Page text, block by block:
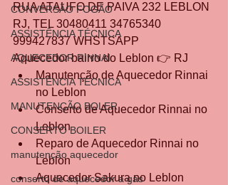
CONVERSÃO FOGÃO
ASSISTÊNCIA TÉCNICA
AQUECEDOR RINNAI
ASSISTÊNCIA TÉCNICA
MANUTENÇÃO BOLER
CONSERTO BOILER
manutenção aquecedor
conserto de aquecedor a gás
RUA ATAUFO DE PAIVA 232 LEBLON
RJ, TEL 30480411 34765340
999427837 WHSTSAPP
Aquecedor bairro do Leblon 👉 RJ
Manutenção de Aquecedor Rinnai
no Leblon
Conserto de Aquecedor Rinnai no
Leblon
Reparo de Aquecedor Rinnai no
Leblon
Aquecedor Sakura no Leblon